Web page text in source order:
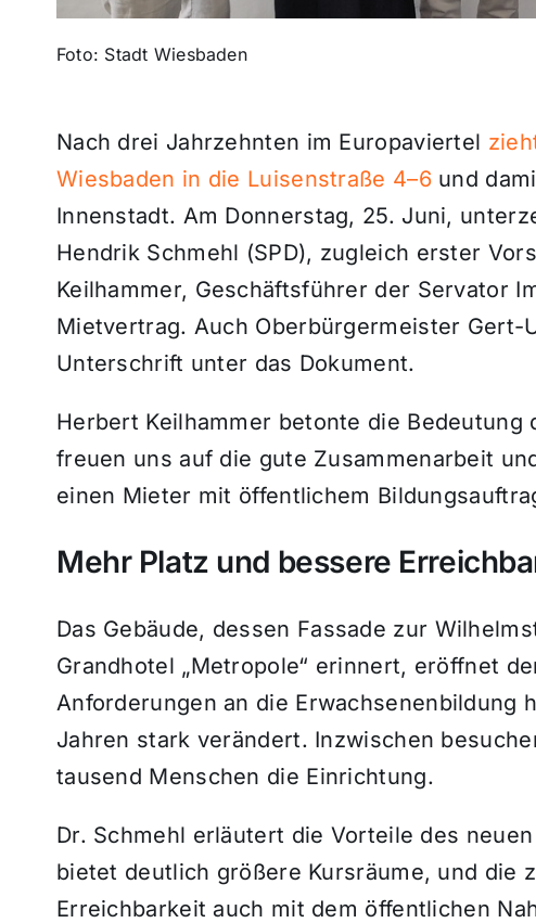
Foto: Stadt Wiesbaden
Nach drei Jahrzehnten im Europaviertel
Wiesbaden in die Luisenstraße 4–6und
Innenstadt. Am Donnerstag, 25. Juni,
Hendrik Schmehl (SPD), zugleich erster
Keilhammer, Geschäftsführer der Servator
Mietvertrag. Auch Oberbürgermeister Gert-
Unterschrift unter das Dokument.
Herbert Keilhammer betonte die Bedeutung
freuen uns auf die gute Zusammenarbeit
einen Mieter mit öffentlichem
Mehr Platz und bessere
Das Gebäude, dessen Fassade zur
Grandhotel „Metropole“ erinnert, eröffnet
Anforderungen an die Erwachsenenbildung
Jahren stark verändert. Inzwischen
tausend Menschen die Einrichtung.
Dr. Schmehl erläutert die Vorteile des
bietet deutlich größere Kursräume, und die
Erreichbarkeit auch mit dem öffentlichen